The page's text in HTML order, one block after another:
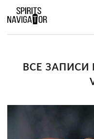
ВСЕ ЗАПИСИ